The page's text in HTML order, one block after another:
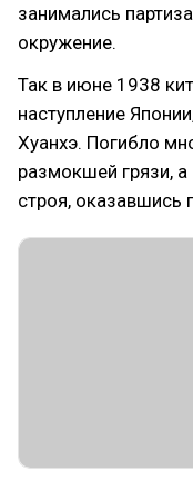
занимались
окружение.
Так в июне 1938
наступление
Хуанхэ. Погибло
размокшей грязи,
строя, оказавшись